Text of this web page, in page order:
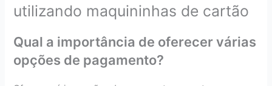
utilizando maquininhas de cartão
Qual a importância de oferecer várias
opções de pagamento?